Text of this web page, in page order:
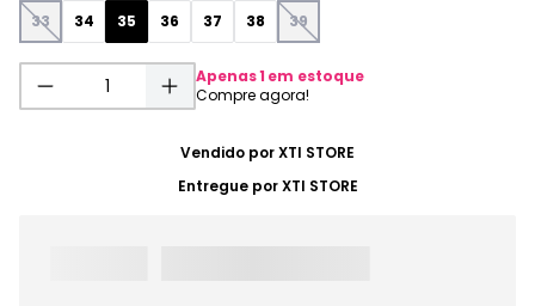
33 34 35 36 37 38 39
Apenas1 em estoque
Vendido porXTI STORE
Entregue porXTI STORE